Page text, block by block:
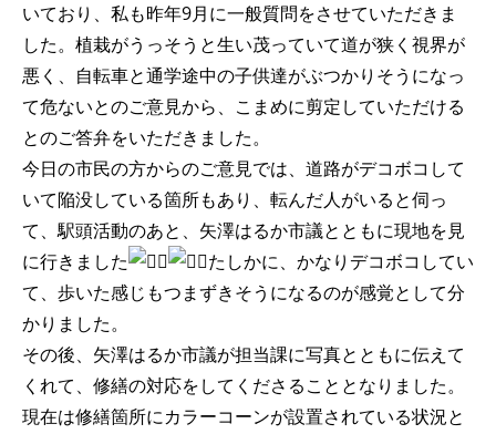
いており、私も昨年9月に一般質問をさせていただきま
した。植栽がうっそうと生い茂っていて道が狭く視界が
悪く、自転車と通学途中の子供達がぶつかりそうになっ
て危ないとのご意見から、こまめに剪定していただける
とのご答弁をいただきました。
今日の市民の方からのご意見では、道路がデコボコして
いて陥没している箇所もあり、転んだ人がいると伺っ
て、駅頭活動のあと、矢澤はるか市議とともに現地を見
に行きました
たしかに、かなりデコボコしてい
て、歩いた感じもつまずきそうになるのが感覚として分
かりました。
その後、矢澤はるか市議が担当課に写真とともに伝えて
くれて、修繕の対応をしてくださることとなりました。
現在は修繕箇所にカラーコーンが設置されている状況と